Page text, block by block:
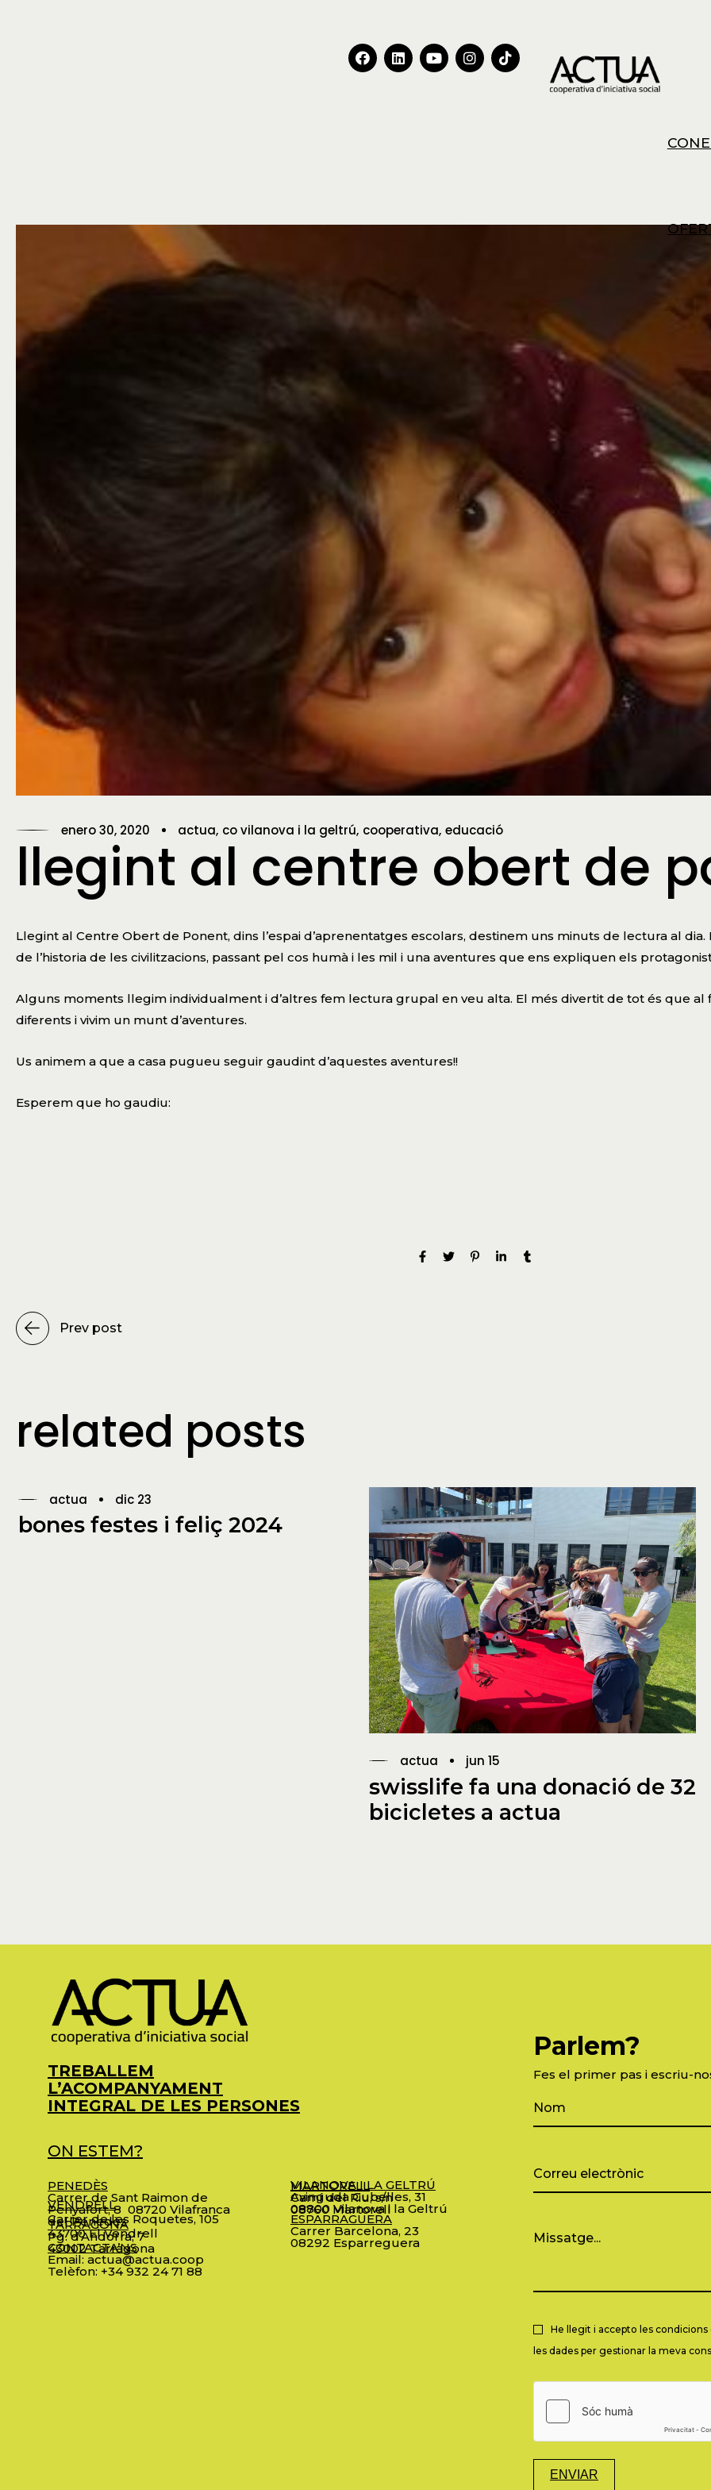
enero 30, 2020 actua co vilanova i la geltrú cooperativa educació
llegint al centre obert de
Llegint al Centre Obert de Ponent, dins l’espai d’aprenentatges escolars, destinem uns minuts de lectura al
de l’historia de les civilitzacions, passant pel cos humà i les mil i una aventures que ens expliquen els
Alguns moments llegim individualment i d’altres fem lectura grupal en veu alta. El més divertit de tot és que
diferents i vivim un munt d’aventures.
Us animem a que a casa pugueu seguir gaudint d’aquestes aventures!!
Esperem que ho gaudiu:
Prev post
related posts
actua dic 23
bones festes i feliç 2024
actua jun 15
swisslife fa una donació de 32
bicicletes a actua
TREBALLEM
L’ACOMPANYAMENT
INTEGRAL DE LES PERSONES
ON ESTEM?
PENEDÈS
Carrer de Sant Raimon de
Penyafort, 8 08720 Vilafranca
del Penedès
VENDRELL
Carrer de les Roquetes, 105
43700 El Vendrell
TARRAGONA
Pg. d’Andorra, 7
43002 Tarragona
CONTACTA’NS
Email: actua@actua.coop
Telèfon: +34 932 24 71 88
MARTORELL
Camí del Riu, s/n
08760 Martorell
VILANOVA I LA GELTRÚ
Avinguda Cubelles, 31
08800 Vilanova i la Geltrú
ESPARRAGUERA
Carrer Barcelona, 23
08292 Esparreguera
Parlem?
Fes el primer pas i escriu-
He llegit i accepto les
les dades per gestionar la meva
ENVIAR